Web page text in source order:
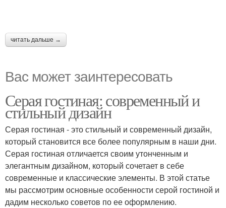
читать дальше →
Вас может заинтересовать
Серая гостиная: современный и
стильный дизайн
Серая гостиная - это стильный и современный дизайн,
который становится все более популярным в наши дни.
Серая гостиная отличается своим утонченным и
элегантным дизайном, который сочетает в себе
современные и классические элементы. В этой статье
мы рассмотрим основные особенности серой гостиной и
дадим несколько советов по ее оформлению.